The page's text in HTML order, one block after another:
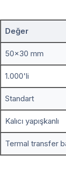
Değer
50x30 mm
1.000'li
Standart
Kalıcı yapışkanlı
Termal transfer